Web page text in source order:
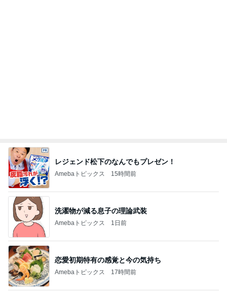
レジェンド松下のなんでもプレゼン！
Amebaトピックス 15時間前
洗濯物が減る息子の理論武装
Amebaトピックス 1日前
恋愛初期特有の感覚と今の気持ち
Amebaトピックス 17時間前